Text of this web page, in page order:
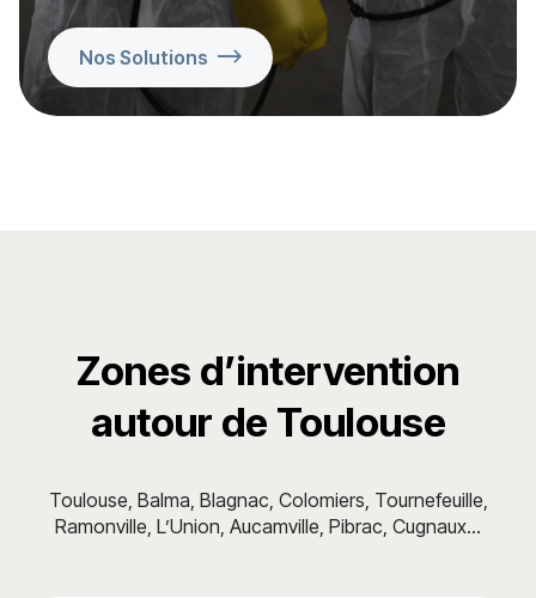
Nos Solutions
Zones d’intervention
autour de Toulouse
Toulouse, Balma, Blagnac, Colomiers, Tournefeuille,
Ramonville, L’Union, Aucamville, Pibrac, Cugnaux...